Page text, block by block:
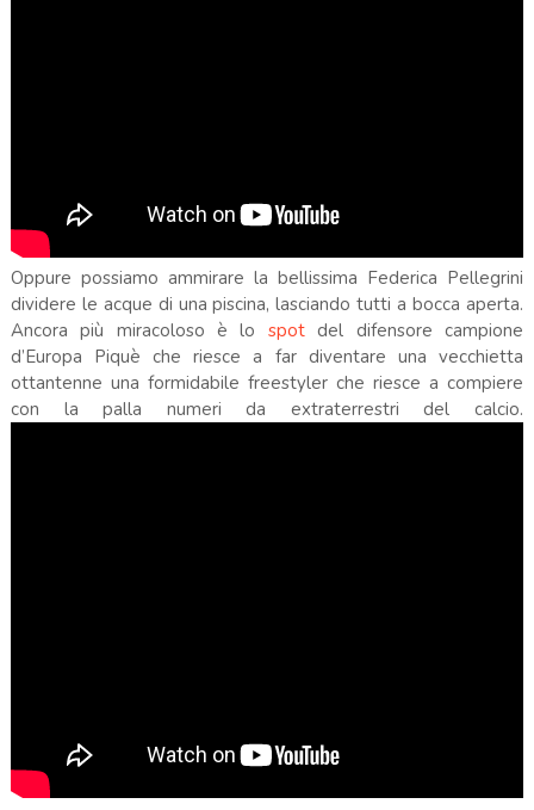
Oppure possiamo ammirare la bellissima Federica Pellegrini
dividere le acque di una piscina, lasciando tutti a bocca aperta.
Ancora più miracoloso è lo spotdel difensore campione
d’Europa Piquè che riesce a far diventare una vecchietta
ottantenne una formidabile freestyler che riesce a compiere
con la palla numeri da extraterrestri delcalcio.